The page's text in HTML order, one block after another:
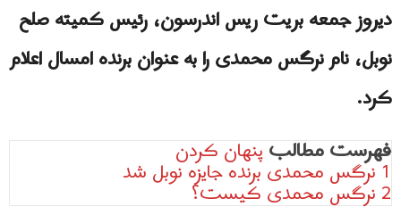
دیروز جمعه بریت ریس اندرسون، رئیس کمیته صلح
نوبل، نام نرگس محمدی را به‌ عنوان برنده امسال اعلام
کرد.
فهرست مطالبپنهان کردن
1نرگس محمدی برنده جایزه نوبل شد
2نرگس محمدی کیست؟